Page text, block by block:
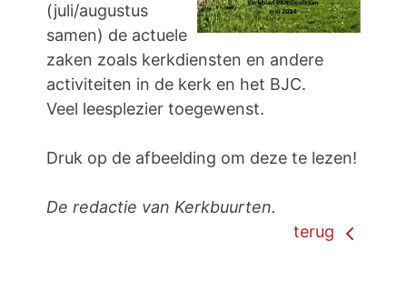
(juli/augustus
samen) de actuele
zaken zoals kerkdiensten en andere
activiteiten in de kerk en het BJC.
Veel leesplezier toegewenst.
Druk op de afbeelding om deze te lezen!
De redactie van Kerkbuurten.
terug